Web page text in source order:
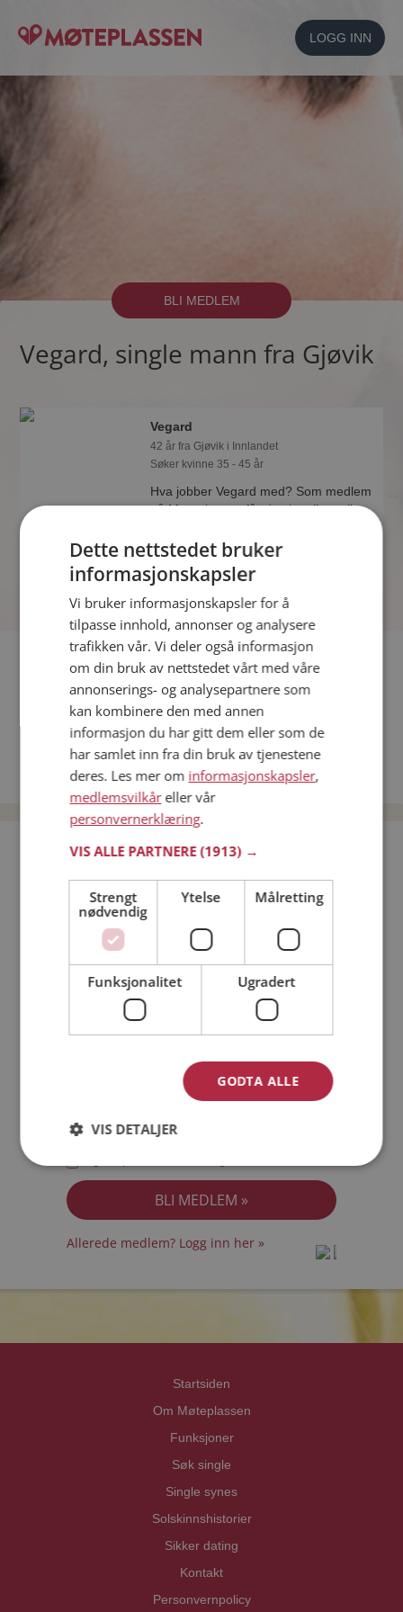
LOGG INN
BLI MEDLEM
Vegard, single mann fra Gjøvik
Vegard
42 år fra Gjøvik i Innlandet
Søker kvinne 35 - 45 år
Hva jobber Vegard med? Som medlem
på Møteplassen får du vite alle mulige
Fler single
Flere singlemenn fra Gjøvik:Leffator,Markus
Kvinner fra Gjøvik
Date kvinner i Norge
Date menn i Norge
Bli medlem gratis!
Jeg er en: Kvinne
Min alder:
Jeg akseptererMedlemsvilkårene
Allerede medlem? Logg inn her »
Startsiden
Om Møteplassen
Funksjoner
Søk single
Single synes
Solskinnshistorier
Sikker dating
Kontakt
Personvernpolicy
Dette nettstedet bruker
informasjonskapsler
Vi bruker informasjonskapsler for å
tilpasse innhold, annonser og analysere
trafikken vår. Vi deler også informasjon
om din bruk av nettstedet vårt med våre
annonserings- og analysepartnere som
kan kombinere den med annen
informasjon du har gitt dem eller som de
har samlet inn fra din bruk av tjenestene
deres. Les mer om informasjonskapsler,
medlemsvilkåreller vår
personvernerklæring.
VIS ALLE PARTNERE(1913) →
Strengt
nødvendig
Ytelse Målretting
Funksjonalitet Ugradert
GODTA ALLE
VIS DETALJER